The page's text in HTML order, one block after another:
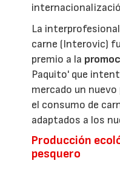
La
carne (Interovic)
premio a la
Paquito' que
mercado un
el consumo de
adaptados a los
Producción
pesquero